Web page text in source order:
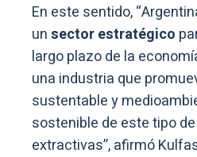
En este sentido,
unsector estratégico
largo plazo de la
una industria que
sustentable y
sostenible de este tipo
extractivas”, afirmó